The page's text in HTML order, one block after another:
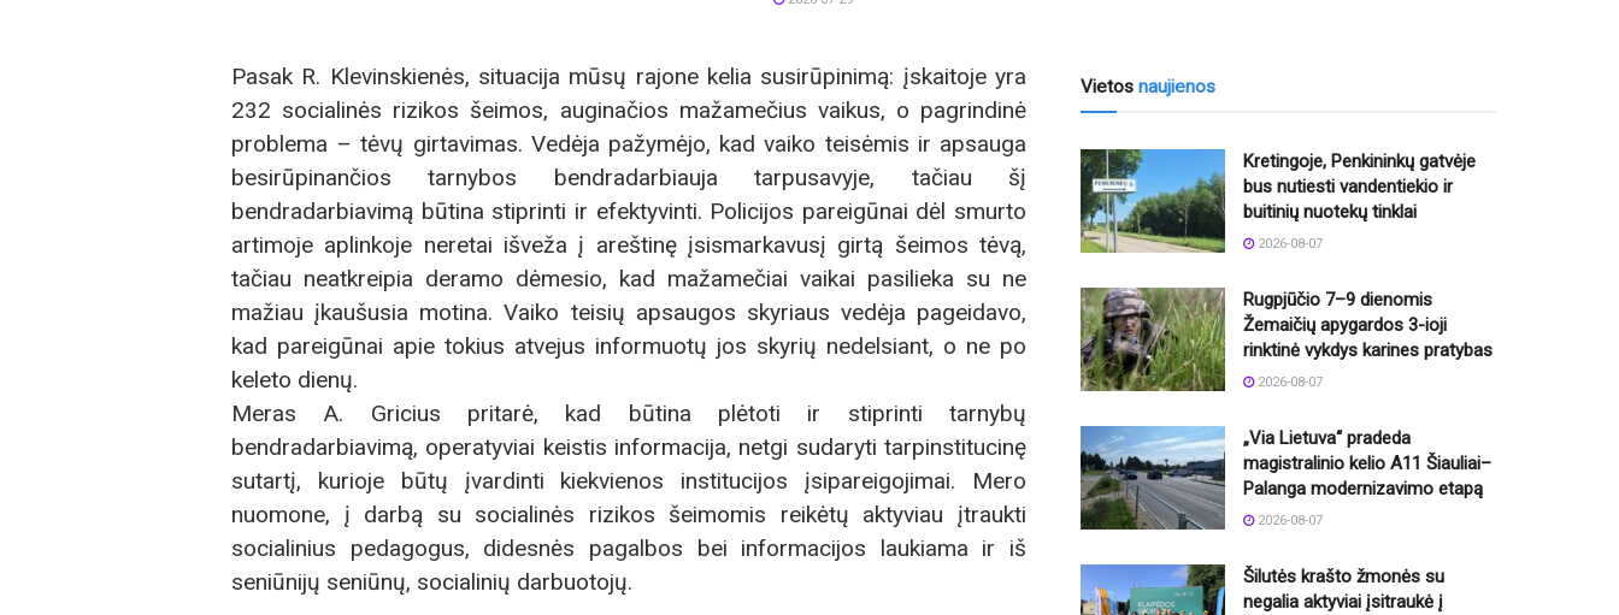
Pasak R. Klevinskienės, situacija mūsų rajone kelia susirūpinimą: įskaitoje yra
232 socialinės rizikos šeimos, auginačios mažamečius vaikus, o pagrindinė
problema – tėvų girtavimas. Vedėja pažymėjo, kad vaiko teisėmis ir apsauga
besirūpinančios tarnybos bendradarbiauja tarpusavyje, tačiau šį
bendradarbiavimą būtina stiprinti ir efektyvinti. Policijos pareigūnai dėl smurto
artimoje aplinkoje neretai išveža į areštinę įsismarkavusį girtą šeimos tėvą,
tačiau neatkreipia deramo dėmesio, kad mažamečiai vaikai pasilieka su ne
mažiau įkaušusia motina. Vaiko teisių apsaugos skyriaus vedėja pageidavo,
kad pareigūnai apie tokius atvejus informuotų jos skyrių nedelsiant, o ne po
keleto dienų.
Meras A. Gricius pritarė, kad būtina plėtoti ir stiprinti tarnybų
bendradarbiavimą, operatyviai keistis informacija, netgi sudaryti tarpinstitucinę
sutartį, kurioje būtų įvardinti kiekvienos institucijos įsipareigojimai. Mero
nuomone, į darbą su socialinės rizikos šeimomis reikėtų aktyviau įtraukti
socialinius pedagogus, didesnės pagalbos bei informacijos laukiama ir iš
seniūnijų seniūnų, socialinių darbuotojų.
Vietos naujienos
Kretingoje, Penkininkų gatvėje
bus nutiesti vandentiekio ir
buitinių nuotekų tinklai
2026-08-07
Rugpjūčio 7–9 dienomis
Žemaičių apygardos 3-ioji
rinktinė vykdys karines pratybas
2026-08-07
„Via Lietuva“ pradeda
magistralinio kelio A11 Šiauliai–
Palanga modernizavimo etapą
2026-08-07
Šilutės krašto žmonės su
negalia aktyviai įsitraukė į